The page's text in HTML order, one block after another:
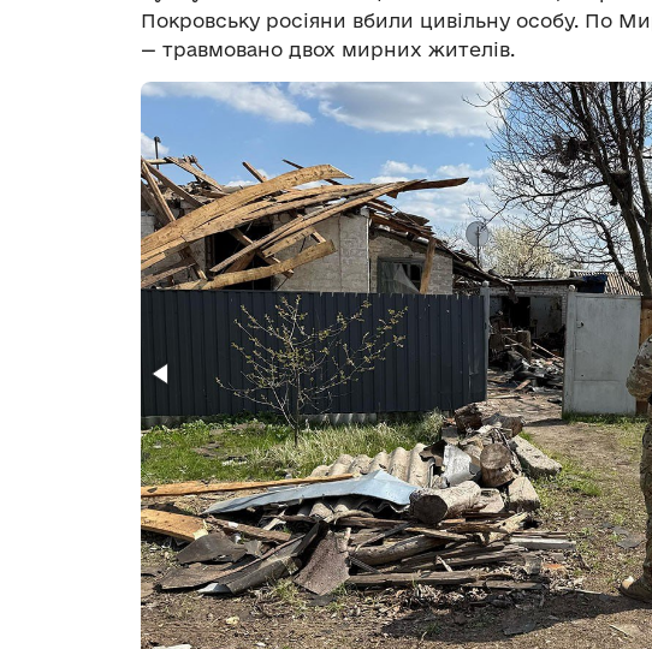
Покровську росіяни вбили цивільну особу. По
— травмовано двох мирних жителів.